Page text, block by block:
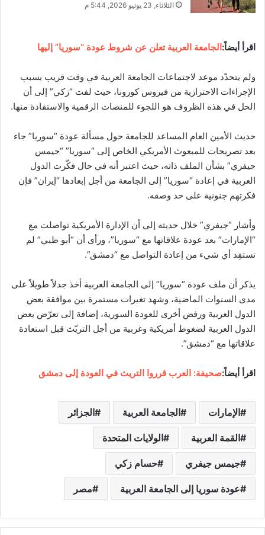
الثلاثاء, 23 يونيو 2026, 5:44 م
اقرأ أيضاً: الجامعة العربية تعلن عن شروط عودة “سوريا” إليها
ولم يتحدّد موعد لاجتماعات الجامعة العربية في وقت قريب بسبب
الإجراءات الاحترازية من فيروس كورونا، حيث لفت “زكي” إلى أن
الحل في هذه الظروف هو اللجوء للمنصات الرقمية والاستفادة منها.
حديث الأمين العام المساعد للجامعة حول مسألة عودة “سوريا” جاء
بعد تصريحات للمبعوث الأمريكي الخاص إلى “سوريا” “جيمس
جيفري” بشأن الملف ذاته، حيث اعتبر أنه في حال فكّرت الدول
العربية في إعادة “سوريا” إلى الجامعة من أجل إبعادها “إيران” فإن
فكرتهم جنونية على حد وصفه.
وأشار “جيفري” خلال حديثه إلى أن الإدارة الأمريكية تواصلت مع
“الإمارات” بعد عودة علاقاتها مع “سوريا”، ورأى أن “أبو ظبي” لم
تستفِد أي شيء من إعادة التواصل مع “دمشق”.
يذكر أن ملف عودة “سوريا” إلى الجامعة العربية أخذ جدلاً طويلاً على
مدى السنوات الماضية، وشهد تغيرات مستمرة بين موافقة بعض
الدول العربية ورفض أخرى للعودة السورية، إضافة إلى تعرّض بعض
الدول العربية لضغوط أمريكية وغربية من أجل التريّث قبل استعادة
علاقاتها مع “دمشق”.
اقرأ أيضاً:صحيفة: العرب قرروا التريث في العودة إلى دمشق
الإمارات الجامعة العربية الجزائر
القمة العربية الولايات المتحدة
جيمس جيفري حسام زكي
عودة سوريا إلى الجامعة العربية مصر